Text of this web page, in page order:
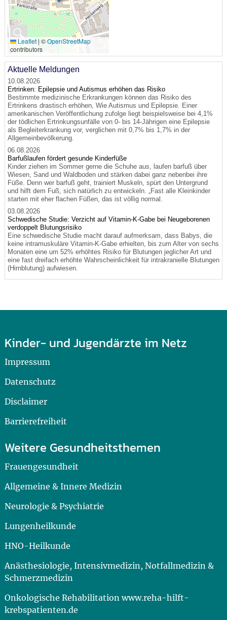
🔍
Leaflet|©OpenStreetMap
contributors
Aktuelle Meldungen
10.08.2026
Ertrinken: Epilepsie und Autismus erhöhen das Risiko
Bestimmte medizinische Erkrankungen können das Risiko des
Ertrinkens drastisch erhöhen, Wie Autismus und Epilepsie. Einer
amerikanischen Veröffentlichung zufolge liegt beispielsweise bei 4,1%
der tödlichen Ertrinkungsunfälle von 0- bis 14-Jährigen eine Epilepsie
als Begleiterkrankung vor, verglichen mit 0,7% bis 1,7% in der
Allgemeinbevölkerung.
06.08.2026
Barfußlaufen fördert gesunde Kinderfüße
Kinder ziehen im Sommer gerne die Schuhe aus, laufen barfuß über
Wiesen, Sand und Waldboden und stärken dabei ganz nebenbei ihre
Füße. Denn wer barfuß geht, trainiert Muskeln, spürt den Untergrund
und hilft dem Fuß, sich natürlich zu entwickeln. „Fast alle Kleinkinder
starten mit eher flachen Füßen, das ist völlig normal.
03.08.2026
Schwedische Studie: Verzicht auf Vitamin-K-Gabe bei Neugeborenen
verdoppelt Blutungsrisiko
Eine schwedische Studie macht darauf aufmerksam, dass Babys, die
keine intramuskuläre Vitamin-K-Gabe erhielten, bis zum Alter von sechs
Monaten eine um 52% erhöhtes Risiko für Blutungen jeglicher Art und
eine fast dreifach erhöhte Wahrscheinlichkeit für intrakranielle Blutungen
(Hirnblutung) aufwiesen.
Kinder- und Jugendärzte im Netz
Impressum
Datenschutz
Disclaimer
Barrierefreiheit
Weitere Gesundheitsthemen
Frauengesundheit
Allgemeine & Innere Medizin
Neurologie & Psychiatrie
Lungenheilkunde
HNO-Heilkunde
Anästhesiologie, Intensivmedizin, Notfallmedizin &
Schmerzmedizin
Onkologische Rehabilitation www.reha-hilft-
krebspatienten.de